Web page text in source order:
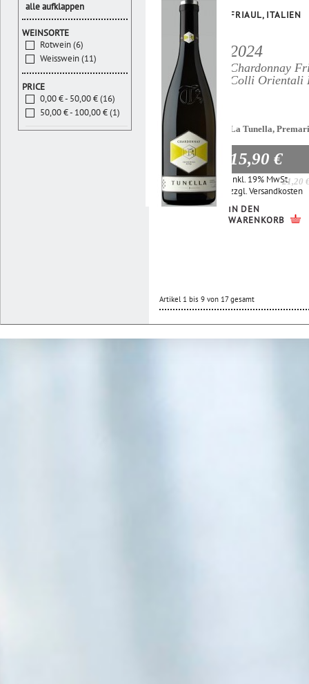
FRIAUL, ITALIEN
2024
Chardonnay
Colli Orientali
La Tunella,
15,90 €
21,20
Inkl. 19% MwSt.
zzgl.Versandkosten
IN DEN
WARENKORB
Artikel 1 bis 9 von 17 gesamt
alle aufklappen
WEINSORTE
Rotwein (6)
Weisswein (11)
PRICE
0,00 € - 50,00 € (16)
50,00 € - 100,00 € (1)